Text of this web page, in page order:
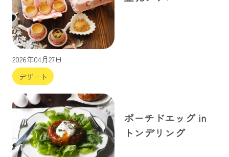
2026年04月27日
デザート
ポーチドエッグ in
トンデリング